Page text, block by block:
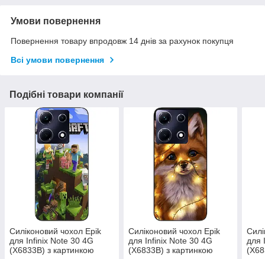
Умови повернення
Повернення товару впродовж 14 днів за рахунок покупця
Всі умови повернення
Подібні товари компанії
Силіконовий чохол Epik
для Infinix Note 30 4G
(X6833B) з картинкою
Силіконовий чохол Epik
для Infinix Note 30 4G
(X6833B) з картинкою
для